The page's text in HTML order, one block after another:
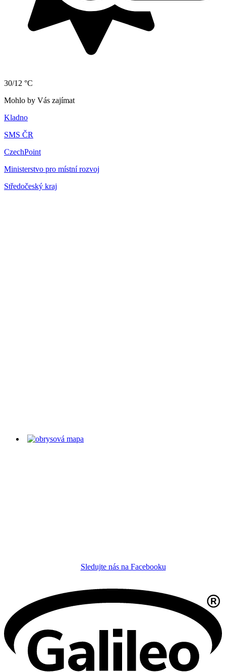
30/12 °C
Mohlo by Vás zajímat
Kladno
SMS ČR
CzechPoint
Ministerstvo pro místní rozvoj
Středočeský kraj
Sledujte nás na Facebooku